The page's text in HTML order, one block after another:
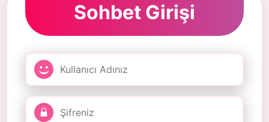
Sohbet Girişi